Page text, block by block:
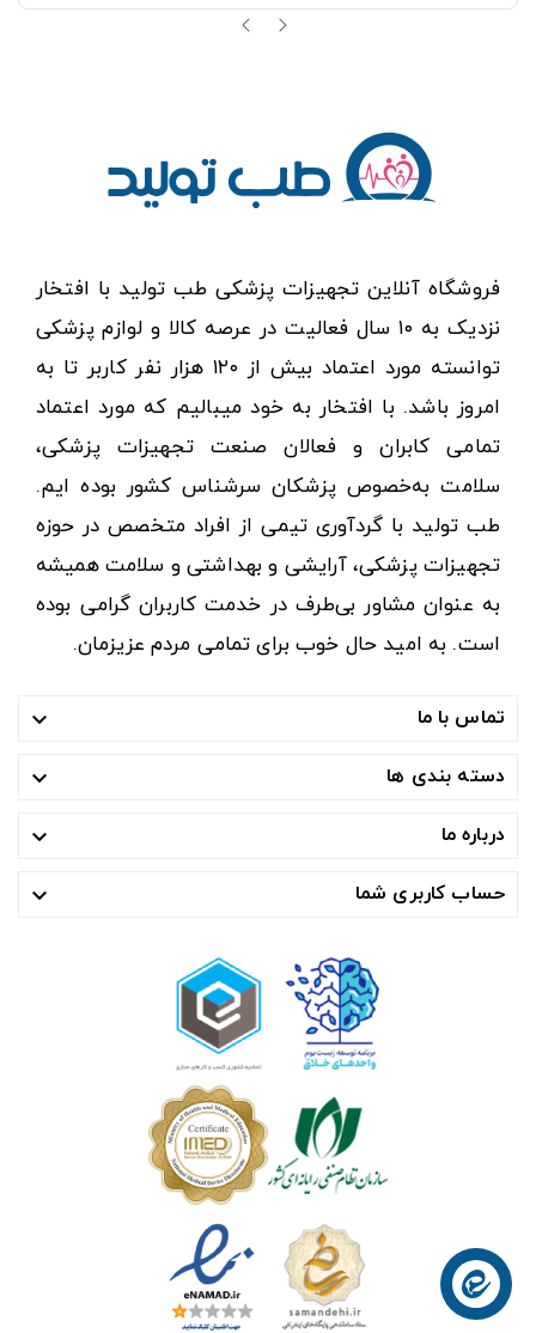
فروشگاه آنلاین تجهیزات پزشکی طب تولید با افتخار
نزدیک به ۱۰ سال فعالیت در عرصه کالا و لوازم پزشکی
توانسته مورد اعتماد بیش از ۱۲۰ هزار نفر کاربر تا به
امروز باشد. با افتخار به خود میبالیم که مورد اعتماد
تمامی کابران و فعالان صنعت تجهیزات پزشکی،
سلامت به‌خصوص پزشکان سرشناس کشور بوده ایم.
طب تولید با گردآوری تیمی از افراد متخصص در حوزه
تجهیزات پزشکی، آرایشی و بهداشتی و سلامت همیشه
به عنوان مشاور بی‌طرف در خدمت کاربران گرامی بوده
است. به امید حال خوب برای تمامی مردم عزیزمان.
تماس با ما 
دسته بندی ها 
درباره ما 
حساب کاربری شما 